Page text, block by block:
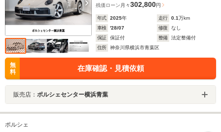
残価ローン 月々302,800円
年式 2025年 走行 0.1万km
車検
'28/07 修復
なし
保証
保証付 整備
法定整備付
住所
神奈川県横浜市青葉区
無
料
在庫確認・見積依頼
販売店： ポルシェセンター横浜青葉
ポルシェ